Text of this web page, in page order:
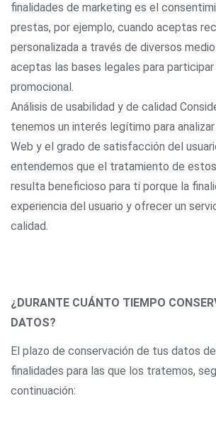
finalidades de marketing es el
prestas, por ejemplo, cuando aceptas
personalizada a través de diversos
aceptas las bases legales para participar
promocional.
Análisis de usabilidad y de calidad
tenemos un interés legítimo para
Web y el grado de satisfacción del
entendemos que el tratamiento de
resulta beneficioso para ti porque la
experiencia del usuario y ofrecer un
calidad.
¿DURANTE CUÁNTO TIEMPO
DATOS?
El plazo de conservación de tus datos
finalidades para las que los tratemos,
continuación: